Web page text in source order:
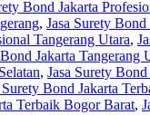
Bond Jakarta
, Jasa Surety
Tangerang Utara,
Jakarta Tangerang
, Jasa Surety
Surety Bond Jakarta
Terbaik Bogor Barat,